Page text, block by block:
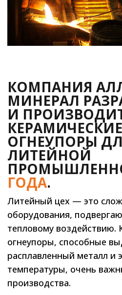
КОМПАНИЯ
МИНЕРАЛ
И
КЕРАМИЧЕСКИЕ
ОГНЕУПОРЫ
ЛИТЕЙНОЙ
ГОДА.
Литейный цех — это
оборудования,
тепловому воздействию.
огнеупоры, способные
расплавленный металл и
температуры, очень
производства.